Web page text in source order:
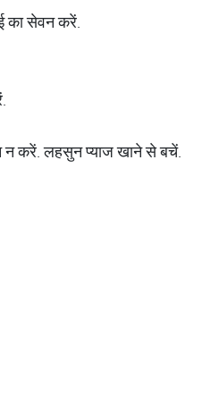
का सेवन करें.
न करें. लहसुन प्याज खाने से बचें.